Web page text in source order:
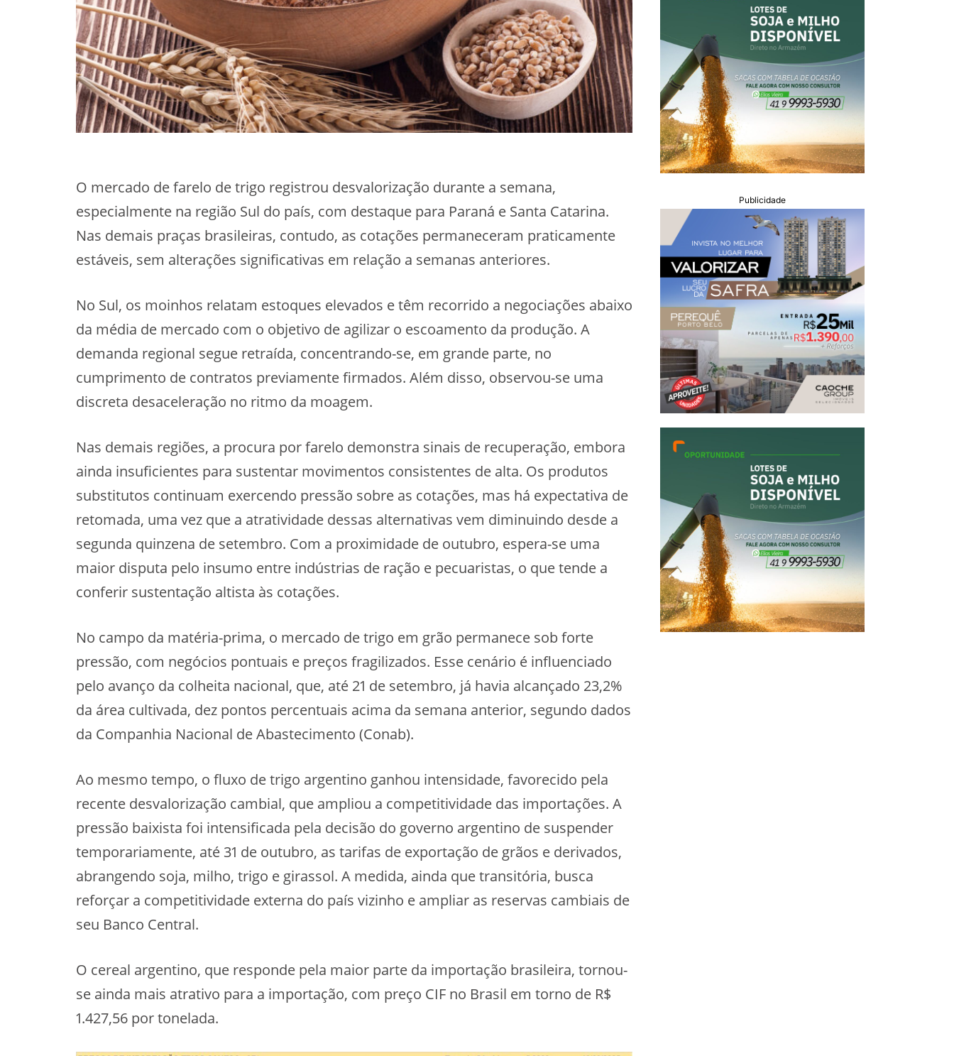
O mercado de farelo de trigo registrou desvalorização durante a semana,
especialmente na região Sul do país, com destaque para Paraná e Santa Catarina.
Nas demais praças brasileiras, contudo, as cotações permaneceram praticamente
estáveis, sem alterações significativas em relação a semanas anteriores.
No Sul, os moinhos relatam estoques elevados e têm recorrido a negociações abaixo
da média de mercado com o objetivo de agilizar o escoamento da produção. A
demanda regional segue retraída, concentrando-se, em grande parte, no
cumprimento de contratos previamente firmados. Além disso, observou-se uma
discreta desaceleração no ritmo da moagem.
Nas demais regiões, a procura por farelo demonstra sinais de recuperação, embora
ainda insuficientes para sustentar movimentos consistentes de alta. Os produtos
substitutos continuam exercendo pressão sobre as cotações, mas há expectativa de
retomada, uma vez que a atratividade dessas alternativas vem diminuindo desde a
segunda quinzena de setembro. Com a proximidade de outubro, espera-se uma
maior disputa pelo insumo entre indústrias de ração e pecuaristas, o que tende a
conferir sustentação altista às cotações.
No campo da matéria-prima, o mercado de trigo em grão permanece sob forte
pressão, com negócios pontuais e preços fragilizados. Esse cenário é influenciado
pelo avanço da colheita nacional, que, até 21 de setembro, já havia alcançado 23,2%
da área cultivada, dez pontos percentuais acima da semana anterior, segundo dados
da Companhia Nacional de Abastecimento (Conab).
Ao mesmo tempo, o fluxo de trigo argentino ganhou intensidade, favorecido pela
recente desvalorização cambial, que ampliou a competitividade das importações. A
pressão baixista foi intensificada pela decisão do governo argentino de suspender
temporariamente, até 31 de outubro, as tarifas de exportação de grãos e derivados,
abrangendo soja, milho, trigo e girassol. A medida, ainda que transitória, busca
reforçar a competitividade externa do país vizinho e ampliar as reservas cambiais de
seu Banco Central.
O cereal argentino, que responde pela maior parte da importação brasileira, tornou-
se ainda mais atrativo para a importação, com preço CIF no Brasil em torno de R$
1.427,56 por tonelada.
Publicidade